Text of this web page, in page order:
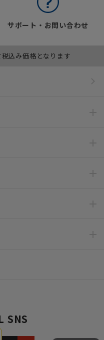
サポート・お問い合わせ
込み価格となります
SNS